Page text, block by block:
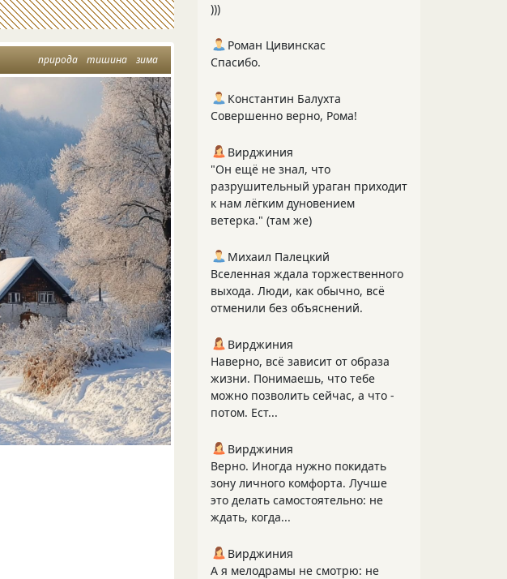
природа тишина зима
)))
Роман Цивинскас
Спасибо.
Константин Балухта
Совершенно верно, Рома!
Вирджиния
"Он ещё не знал, что
разрушительный ураган приходит
к нам лёгким дуновением
ветерка." (там же)
Михаил Палецкий
Вселенная ждала торжественного
выхода. Люди, как обычно, всё
отменили без объяснений.
Вирджиния
Наверно, всё зависит от образа
жизни. Понимаешь, что тебе
можно позволить сейчас, а что -
потом. Ест...
Вирджиния
Верно. Иногда нужно покидать
зону личного комфорта. Лучше
это делать самостоятельно: не
ждать, когда...
Вирджиния
А я мелодрамы не смотрю: не